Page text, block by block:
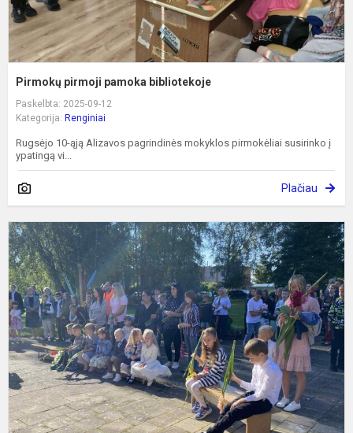
Pirmokų pirmoji pamoka bibliotekoje
Paskelbta: 2025-09-12
Kategorija: Renginiai
Rugsėjo 10-ąją Alizavos pagrindinės mokyklos pirmokėliai susirinko į
ypatingą vi...
Plačiau